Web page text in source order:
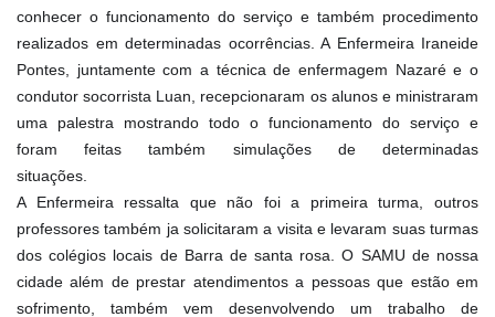
conhecer o funcionamento do serviço e também procedimento
realizados em determinadas ocorrências. A Enfermeira Iraneide
Pontes, juntamente com a técnica de enfermagem Nazaré e o
condutor socorrista Luan, recepcionaram os alunos e ministraram
uma palestra mostrando todo o funcionamento do serviço e
foram feitas também simulações de determinadas
situações.⠀⠀⠀⠀⠀⠀
A Enfermeira ressalta que não foi a primeira turma, outros
professores também ja solicitaram a visita e levaram suas turmas
dos colégios locais de Barra de santa rosa. O SAMU de nossa
cidade além de prestar atendimentos a pessoas que estão em
sofrimento, também vem desenvolvendo um trabalho de